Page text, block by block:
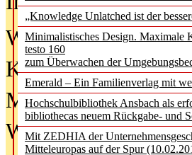
„Knowledge Unlatched ist der
Minimalistisches Design. Maximale
testo 160
zum Überwachen der
Emerald – Ein Familienverlag mit
Hochschulbibliothek Ansbach als
bibliothecas neuem Rückgabe-
Mit ZEDHIA der
Mitteleuropas auf der Spur
Was
Kinder in der
Metadaten als
Wenn Bots